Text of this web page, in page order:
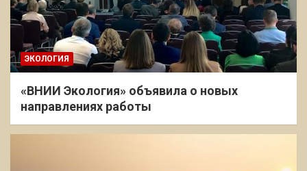
ЭКОЛОГИЯ
«ВНИИ Экология» объявила о новых
направлениях работы